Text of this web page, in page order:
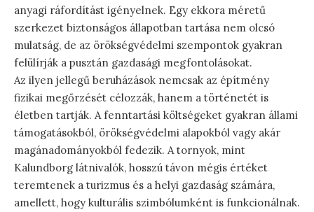
anyagi ráfordítást igényelnek. Egy ekkora méretű
szerkezet biztonságos állapotban tartása nem olcsó
mulatság, de az örökségvédelmi szempontok gyakran
felülírják a pusztán gazdasági megfontolásokat.
Az ilyen jellegű beruházások nemcsak az építmény
fizikai megőrzését célozzák, hanem a történetét is
életben tartják. A fenntartási költségeket gyakran állami
támogatásokból, örökségvédelmi alapokból vagy akár
magánadományokból fedezik. A tornyok, mint
Kalundborg látnivalók, hosszú távon mégis értéket
teremtenek a turizmus és a helyi gazdaság számára,
amellett, hogy kulturális szimbólumként is funkcionálnak.